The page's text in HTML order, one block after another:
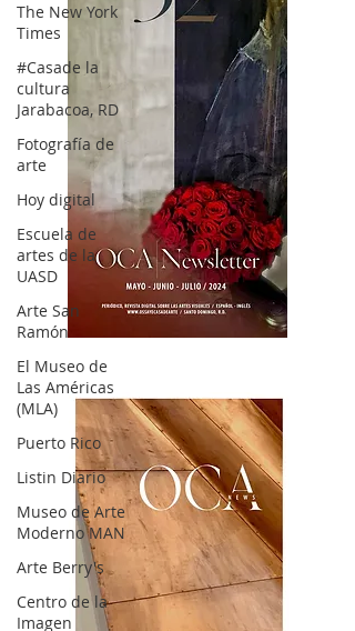
The New York
Times
#Casade la
cultura
Jarabacoa, RD
Fotografía de
arte
Hoy digital
Escuela de
artes de la
UASD
Arte San
Ramón
El Museo de
Las Américas
(MLA)
Puerto Rico
Listin Diario
Museo de Arte
Moderno MAN
Arte Berry's
Centro de la
Imagen